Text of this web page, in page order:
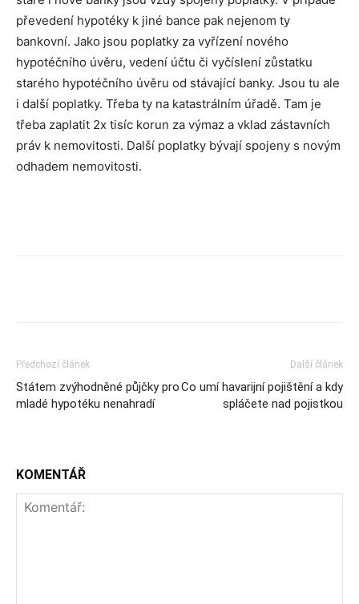
převedení hypotéky k jiné bance pak nejenom ty
bankovní. Jako jsou poplatky za vyřízení nového
hypotéčního úvěru, vedení účtu či vyčíslení zůstatku
starého hypotéčního úvěru od stávající banky. Jsou tu ale
i další poplatky. Třeba ty na katastrálním úřadě. Tam je
třeba zaplatit 2x tisíc korun za výmaz a vklad zástavních
práv k nemovitosti. Další poplatky bývají spojeny s novým
odhadem nemovitosti.
Předchozí článek
Státem zvýhodněné půjčky pro
mladé hypotéku nenahradí
Další článek
Co umí havarijní pojištění a kdy
spláčete nad pojistkou
KOMENTÁŘ